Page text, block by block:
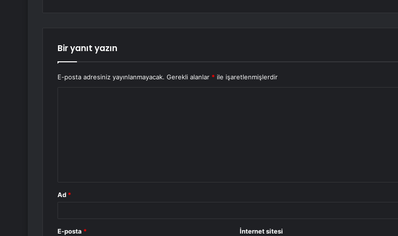
Bir yanıt yazın
E-posta adresiniz yayınlanmayacak. Gerekli alanlar * ile işaretlenmişlerdir
Ad *
E-posta * İnternet sitesi